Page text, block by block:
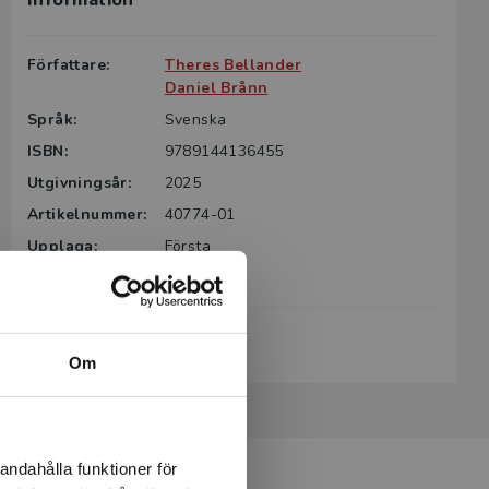
Om
funktioner för
boken
för din
kontakta
det gäller
Författare:
Theres Bellander
Daniel Brånn
Språk:
Svenska
ISBN:
9789144136455
Utgivningsår:
2025
Artikelnummer:
40774-01
Upplaga:
Första
264
Köp- och leveransvillkor